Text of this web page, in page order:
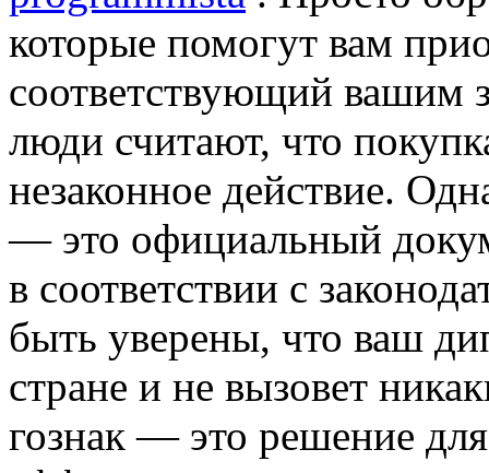
которые помогут вам
соответствующий вашим
люди считают, что
незаконное действие.
— это официальный
в соответствии с
быть уверены, что ваш
стране и не вызовет
гознак — это решение